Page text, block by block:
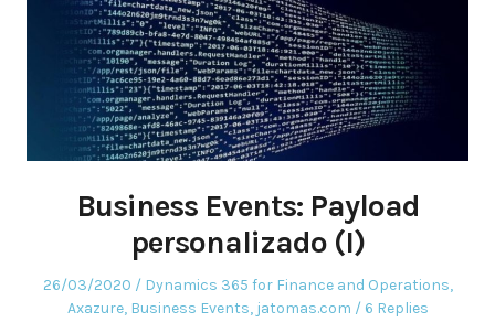
Business Events: Payload
personalizado (I)
Posted
26/03/2020
Posted
in
Dynamics 365 for Finance and Operations,
Axazure, Business Events, jatomas.com 6 Replies